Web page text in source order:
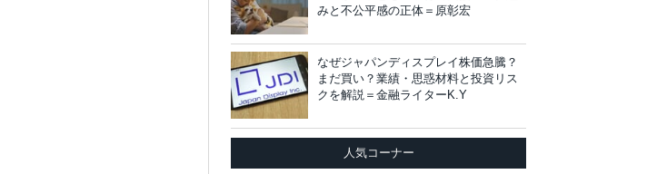
みと不公平感の正体＝原彰宏
なぜジャパンディスプレイ株価急騰？
まだ買い？業績・思惑材料と投資リス
クを解説＝金融ライターK.Y
人気コーナー